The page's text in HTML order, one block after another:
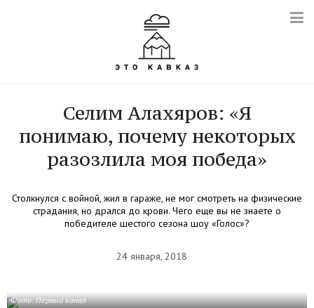
Селим Алахяров: «Я
понимаю, почему некоторых
разозлила моя победа»
Столкнулся с войной, жил в гараже, не мог смотреть на физические
страдания, но дрался до крови. Чего еще вы не знаете о
победителе шестого сезона шоу «Голос»?
24 января, 2018
Фото: Первый канал